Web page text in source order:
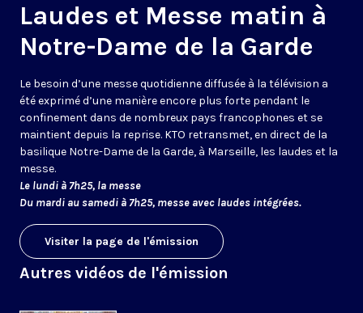
Laudes et Messe matin à
Notre-Dame de la Garde
Le besoin d’une messe quotidienne diffusée à la télévision a
été exprimé d’une manière encore plus forte pendant le
confinement dans de nombreux pays francophones et se
maintient depuis la reprise. KTO retransmet, en direct de la
basilique Notre-Dame de la Garde, à Marseille, les laudes et la
messe.
Le lundi à 7h25, la messe
Du mardi au samedi à 7h25, messe avec laudes intégrées.
Visiter la page de l'émission
Autres vidéos de l'émission